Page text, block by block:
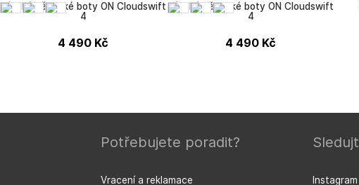
Pánské běžecké boty ON Cloudswift
4
4 490 Kč
Pánské běžecké boty ON Cloudswift
4
4 490 Kč
Potřebujete poradit?
Vracení a reklamace Instagram